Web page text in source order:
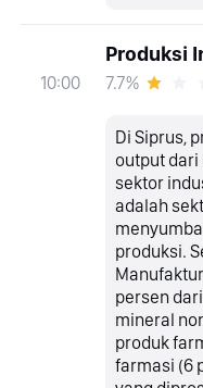
10:00
Produksi
7.7%
Di Siprus,
output
sektor
adalah
produksi.
persen
mineral
produk
farmasi (6